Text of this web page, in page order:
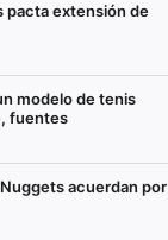
pacta extensión de
modelo de tenis
fuentes
acuerdan por